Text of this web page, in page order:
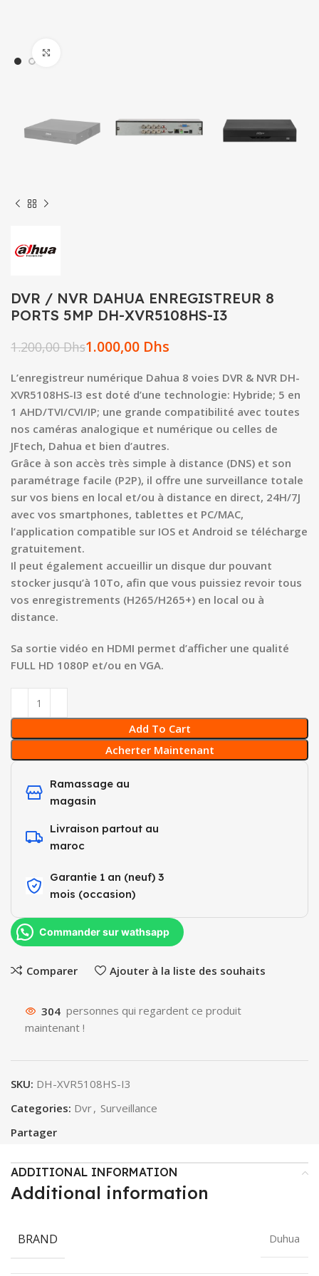
DVR / NVR DAHUA ENREGISTREUR 8
PORTS 5MP DH-XVR5108HS-I3
1.200,00Dhs1.000,00 Dhs
L’enregistreur numérique Dahua 8 voies DVR & NVR DH-
XVR5108HS-I3 est doté d’une technologie: Hybride; 5 en
1 AHD/TVI/CVI/IP; une grande compatibilité avec toutes
nos caméras analogique et numérique ou celles de
JFtech, Dahua et bien d’autres.
Grâce à son accès très simple à distance (DNS) et son
paramétrage facile (P2P), il offre une surveillance totale
sur vos biens en local et/ou à distance en direct, 24H/7J
avec vos smartphones, tablettes et PC/MAC,
l’application compatible sur IOS et Android se télécharge
gratuitement.
Il peut également accueillir un disque dur pouvant
stocker jusqu’à 10To, afin que vous puissiez revoir tous
vos enregistrements (H265/H265+) en local ou à
distance.
Sa sortie vidéo en HDMI permet d’afficher une qualité
FULL HD 1080P et/ou en VGA.
Add To Cart
Acherter Maintenant
Ramassage au
magasin
Livraison partout au
maroc
Garantie 1 an (neuf) 3
mois (occasion)​
Commander sur wathsapp
Comparer Ajouter à la liste des souhaits
304 personnes qui regardent ce produit
maintenant !
SKU: DH-XVR5108HS-I3
Categories: Dvr, Surveillance
Partager
ADDITIONAL INFORMATION
Additional information
BRAND Duhua